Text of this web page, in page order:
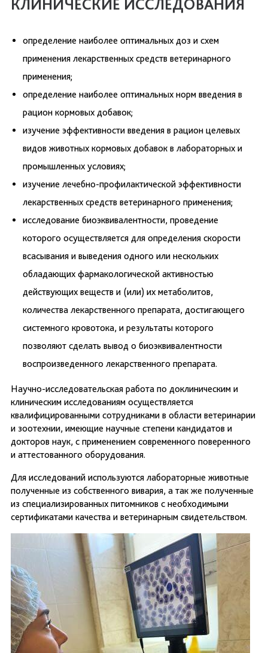
КЛИНИЧЕСКИЕ ИССЛЕДОВАНИЯ
определение наиболее оптимальных доз и схем
применения лекарственных средств ветеринарного
применения;
определение наиболее оптимальных норм введения в
рацион кормовых добавок;
изучение эффективности введения в рацион целевых
видов животных кормовых добавок в лабораторных и
промышленных условиях;
изучение лечебно-профилактической эффективности
лекарственных средств ветеринарного применения;
исследование биоэквивалентности, проведение
которого осуществляется для определения скорости
всасывания и выведения одного или нескольких
обладающих фармакологической активностью
действующих веществ и (или) их метаболитов,
количества лекарственного препарата, достигающего
системного кровотока, и результаты которого
позволяют сделать вывод о биоэквивалентности
воспроизведенного лекарственного препарата.
Научно-исследовательская работа по доклиническим и
клиническим исследованиям осуществляется
квалифицированными сотрудниками в области ветеринарии
и зоотехнии, имеющие научные степени кандидатов и
докторов наук, с применением современного поверенного
и аттестованного оборудования.
Для исследований используются лабораторные животные
полученные из собственного вивария, а так же полученные
из специализированных питомников с необходимыми
сертификатами качества и ветеринарным свидетельством.